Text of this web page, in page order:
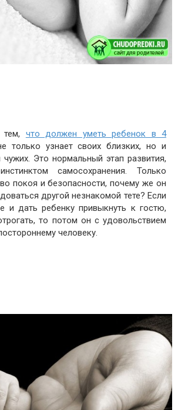
что должен уметь ребенок в 4
только узнает своих близких, но и
чужих. Это нормальный этап развития,
самосохранения. Только
покоя и безопасности, почему же он
другой незнакомой тете? Если
и дать ребенку привыкнуть к гостю,
то потом он с удовольствием
человеку.